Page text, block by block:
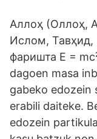
Аллоҳ (Оллоҳ,
Ислом, Тавҳид,
фаришта E =
dagoen masa
gabeko edozein
erabili daiteke.
edozein